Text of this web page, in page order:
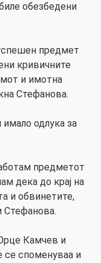
обезбедени
предмет
кривичните
и имотна
Стефанова.
имало одлука за
предметот
дека до крај на
и обвинетите,
Стефанова.
Камчев и
се споменуваа и